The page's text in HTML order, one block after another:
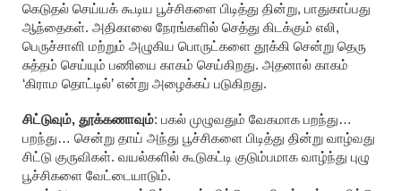
கெடுதல் செய்யக் கூடிய பூச்சிகளை பிடித்து தின்று, பாதுகாப்பது
ஆந்தைகள். அதிகாலை நேரங்களில் செத்து கிடக்கும் எலி,
பெருச்சாளி மற்றும் அழுகிய பொருட்களை தூக்கி சென்று தெரு
சுத்தம் செய்யும் பணியை காகம் செய்கிறது. அதனால் காகம்
‘கிராம தொட்டில்’ என்று அழைக்கப் படுகிறது.
சிட்டுவும், தூக்கணாவும்: பகல் முழுவதும் வேகமாக பறந்து…
பறந்து… சென்று தாய் அந்து பூச்சிகளை பிடித்து தின்று வாழ்வது
சிட்டு குருவிகள். வயல்களில் கூடுகட்டி குடும்பமாக வாழ்ந்து புழு
பூச்சிகளை வேட்டையாடும்.